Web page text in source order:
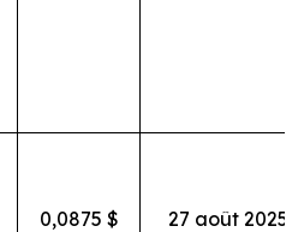
0,0875 $ 27 août 2025